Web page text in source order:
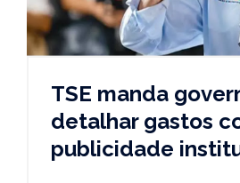
TSE manda
detalhar gastos
publicidade